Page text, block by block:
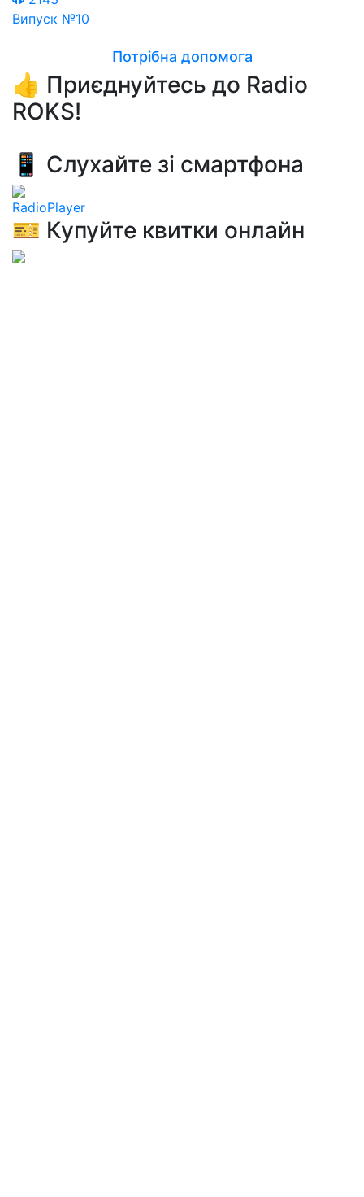
Випуск №10
Потрібна допомога
👍 Приєднуйтесь до Radio
ROKS!
📱 Слухайте зі смартфона
RadioPlayer
🎫 Купуйте квитки онлайн